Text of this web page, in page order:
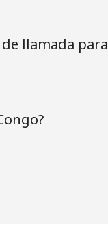
llamada para